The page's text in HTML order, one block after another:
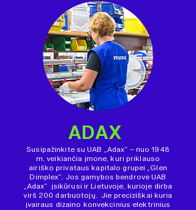
ADAX
Susipažinkite su UAB „Adax“ – nuo 1948
m. veikiančia įmone, kuri priklauso
airiško privataus kapitalo grupei „Glen
Dimplex“. Jos gamybos bendrovė UAB
„Adax“ įsikūrusi ir Lietuvoje, kurioje dirba
virš 200 darbuotojų. Jie preciziškai kuria
įvairaus dizaino konvekcinius elektrinius